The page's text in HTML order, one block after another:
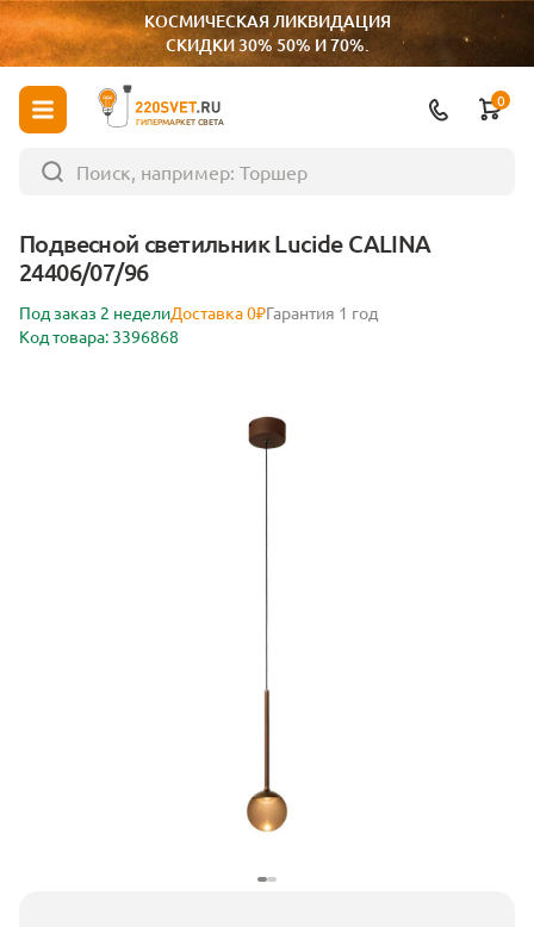
КОСМИЧЕСКАЯ ЛИКВИДАЦИЯ
СКИДКИ 30% 50% И 70%.
ГИПЕРМАРКЕТ СВЕТА
0
Подвесной светильник Lucide CALINA
24406/07/96
Под заказ 2 неделиДоставка 0₽Гарантия 1 год
Код товара: 3396868